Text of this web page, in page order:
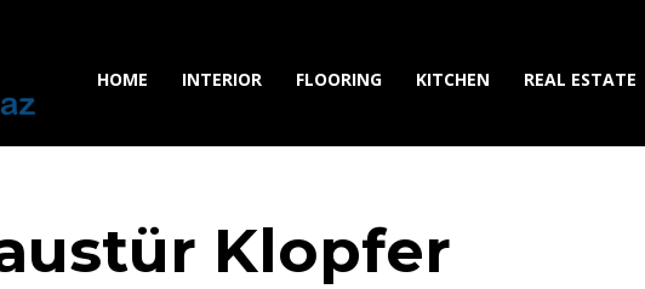
HOME INTERIOR FLOORING KITCHEN REAL ESTATE
Klopfer